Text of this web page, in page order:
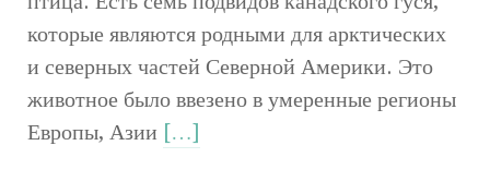
которые являются родными для арктических
и северных частей Северной Америки. Это
животное было ввезено в умеренные регионы
Европы, Азии […]